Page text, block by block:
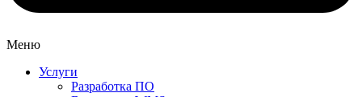
Меню
Услуги
Разработка ПО